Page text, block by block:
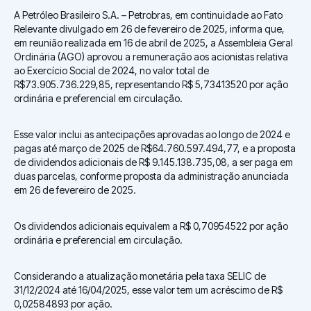
A Petróleo Brasileiro S.A. – Petrobras, em continuidade ao Fato
Relevante divulgado em 26 de fevereiro de 2025, informa que,
em reunião realizada em 16 de abril de 2025, a Assembleia Geral
Ordinária (AGO) aprovou a remuneração aos acionistas relativa
ao Exercício Social de 2024, no valor total de
R$73.905.736.229,85, representando R$ 5,73413520 por ação
ordinária e preferencial em circulação.
Esse valor inclui as antecipações aprovadas ao longo de 2024 e
pagas até março de 2025 de R$64.760.597.494,77, e a proposta
de dividendos adicionais de R$ 9.145.138.735,08, a ser paga em
duas parcelas, conforme proposta da administração anunciada
em 26 de fevereiro de 2025.
Os dividendos adicionais equivalem a R$ 0,70954522 por ação
ordinária e preferencial em circulação.
Considerando a atualização monetária pela taxa SELIC de
31/12/2024 até 16/04/2025, esse valor tem um acréscimo de R$
0,02584893 por ação.